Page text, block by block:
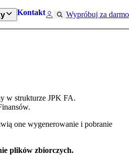
Kontakt Wypróbuj za darmo
w strukturze JPK FA.
one wygenerowanie i pobranie
plików zbiorczych.